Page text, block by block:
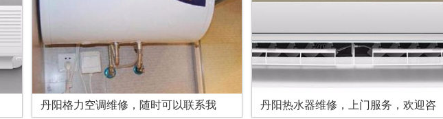
丹阳格力空调维修，随时可以联系我 丹阳热水器维修，上门服务，欢迎咨